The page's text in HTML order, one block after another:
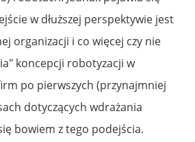
w dłuższej perspektywie jest
organizacji i co więcej czy nie
koncepcji robotyzacji w
po pierwszych (przynajmniej
dotyczących wdrażania
bowiem z tego podejścia.